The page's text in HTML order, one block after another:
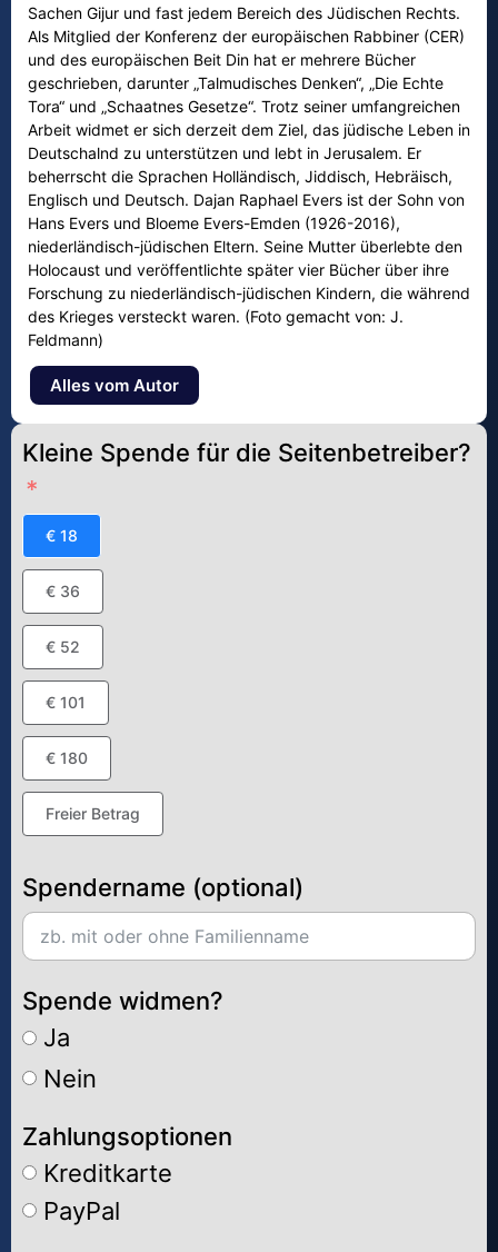
Sachen Gijur und fast jedem Bereich des Jüdischen Rechts.
Als Mitglied der Konferenz der europäischen Rabbiner (CER)
und des europäischen Beit Din hat er mehrere Bücher
geschrieben, darunter „Talmudisches Denken“, „Die Echte
Tora“ und „Schaatnes Gesetze“. Trotz seiner umfangreichen
Arbeit widmet er sich derzeit dem Ziel, das jüdische Leben in
Deutschalnd zu unterstützen und lebt in Jerusalem. Er
beherrscht die Sprachen Holländisch, Jiddisch, Hebräisch,
Englisch und Deutsch. Dajan Raphael Evers ist der Sohn von
Hans Evers und Bloeme Evers-Emden (1926-2016),
niederländisch-jüdischen Eltern. Seine Mutter überlebte den
Holocaust und veröffentlichte später vier Bücher über ihre
Forschung zu niederländisch-jüdischen Kindern, die während
des Krieges versteckt waren. (Foto gemacht von: J.
Feldmann)
Alles vom Autor
Kleine Spende für die Seitenbetreiber?
€ 18
€ 36
€ 52
€ 101
€ 180
Freier Betrag
Spendername (optional)
Spende widmen?
Ja
Nein
Zahlungsoptionen
Kreditkarte
PayPal